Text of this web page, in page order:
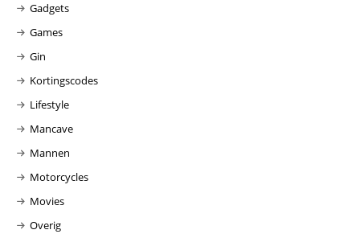
Gadgets
Games
Gin
Kortingscodes
Lifestyle
Mancave
Mannen
Motorcycles
Movies
Overig